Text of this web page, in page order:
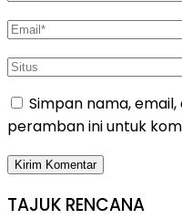
Simpan nama,
peramban ini untuk
TAJUK RENCANA